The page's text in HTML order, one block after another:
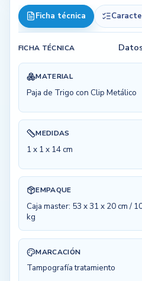
Ficha técnica
FICHA TÉCNICA
MATERIAL
Paja de Trigo con Clip Metálico
MEDIDAS
1 x 1 x 14 cm
EMPAQUE
Caja master: 53 x 31 x 20 cm /
kg
MARCACIÓN
Tampografía tratamiento